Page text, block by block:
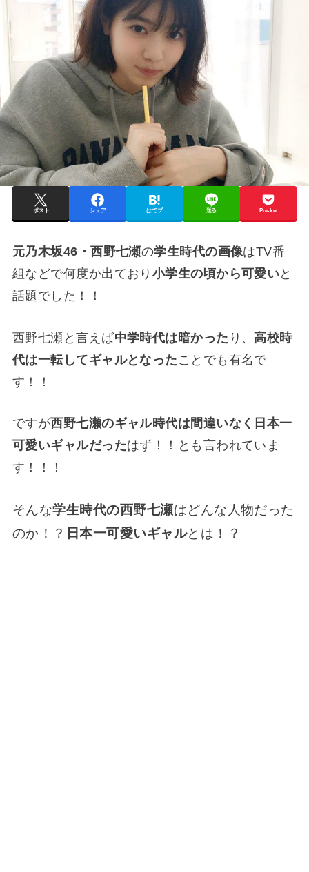
ポスト シェア はてブ 送る Pocket
元乃木坂46・西野七瀬の学生時代の画像はTV番
組などで何度か出ており 小学生の頃から可愛いと
話題でした！！
西野七瀬と言えば中学時代は暗かった り、高校時
代は一転してギャルとなった ことでも有名で
す！！
ですが西野七瀬のギャル時代は間違いなく日本一
可愛いギャルだったはず！！とも言われていま
す！！！
そんな学生時代の西野七瀬はどんな人物だった
のか！？ 日本一可愛いギャルとは！？